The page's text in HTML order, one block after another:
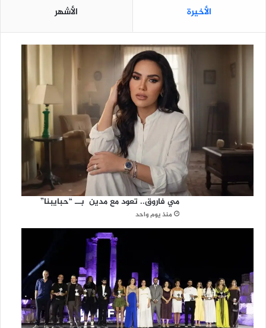
الأخيرة الأشهر
مي فاروق.. تعود مع مدين بــ “حبايبنا”
منذ يوم واحد